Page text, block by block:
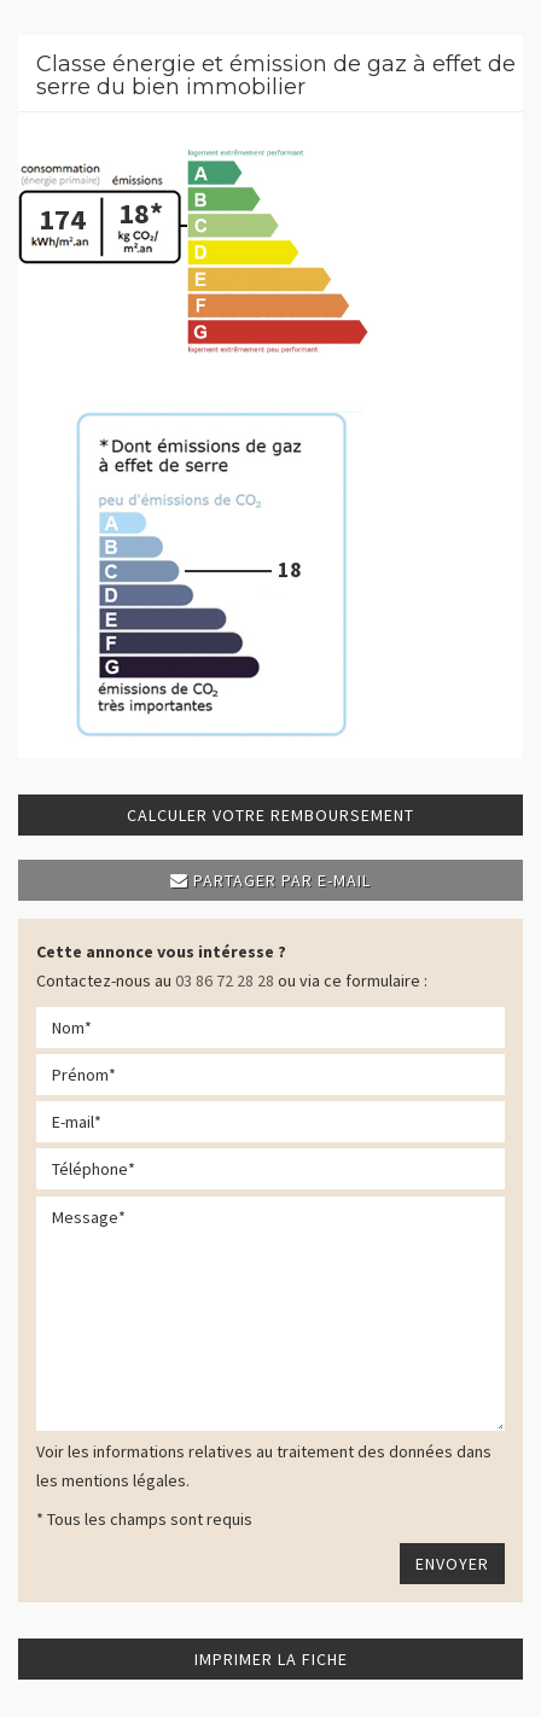
Classe énergie et émission de gaz à effet de
serre du bien immobilier
174 18*
18
CALCULER VOTRE REMBOURSEMENT
PARTAGER PAR E-MAIL
Cette annonce vous intéresse ?
Contactez-nous au 03 86 72 28 28 ou via ce formulaire :
Voir les informations relatives au traitement des données dans
les mentions légales.
* Tous les champs sont requis
IMPRIMER LA FICHE